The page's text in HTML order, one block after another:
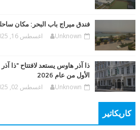
فندق ميراج باب البحر: مكان
Unknown اغسطس 16, 2025
ذا آذر هاوس يستعد لافتتاح "ذا
الأول من عام 2026
Unknown اغسطس 02, 2025
كاريكاتير